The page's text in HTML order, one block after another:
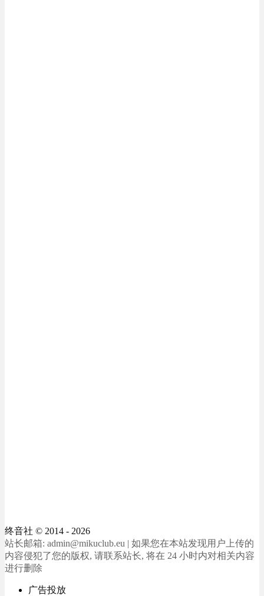
终音社 © 2014 - 2026
站长邮箱: admin@mikuclub.eu | 如果您在本站发现用户上传的
内容侵犯了您的版权, 请联系站长, 将在 24 小时内对相关内容
进行删除
广告投放